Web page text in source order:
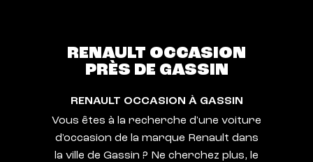
RENAULT OCCASION
PRÈS DE GASSIN
RENAULT OCCASION À GASSIN
Vous êtes à la recherche d'une voiture
d'occasion de la marque Renault dans
la ville de Gassin ? Ne cherchez plus, le